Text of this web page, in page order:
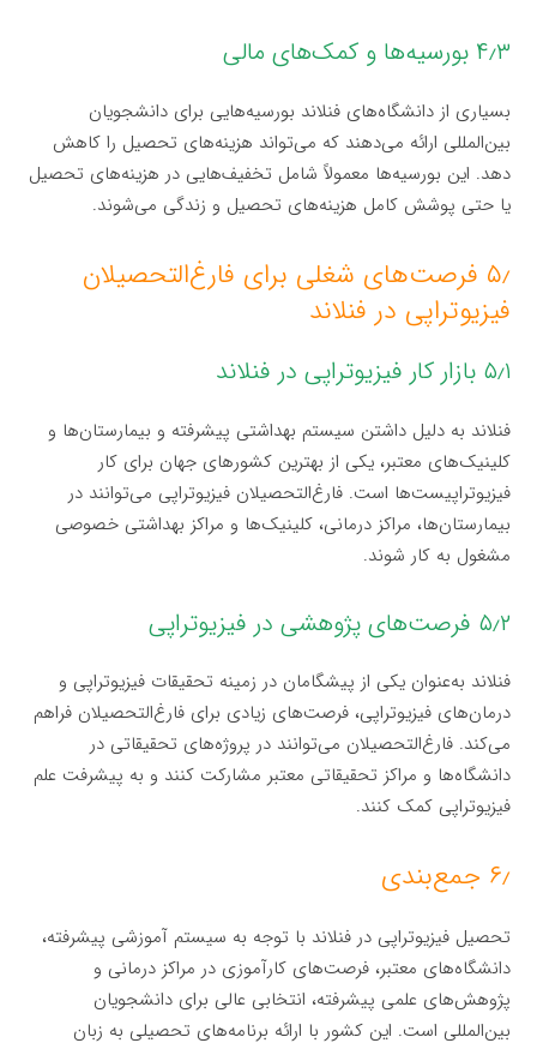
۴٫۳ بورسیه‌ها و کمک‌های مالی
بسیاری از دانشگاه‌های فنلاند بورسیه‌هایی برای دانشجویان
بین‌المللی ارائه می‌دهند که می‌تواند هزینه‌های تحصیل را کاهش
دهد. این بورسیه‌ها معمولاً شامل تخفیف‌هایی در هزینه‌های تحصیل
یا حتی پوشش کامل هزینه‌های تحصیل و زندگی می‌شوند.
۵٫ فرصت‌های شغلی برای فارغ‌التحصیلان
فیزیوتراپی در فنلاند
۵٫۱ بازار کار فیزیوتراپی در فنلاند
فنلاند به دلیل داشتن سیستم بهداشتی پیشرفته و بیمارستان‌ها و
کلینیک‌های معتبر، یکی از بهترین کشورهای جهان برای کار
فیزیوتراپیست‌ها است. فارغ‌التحصیلان فیزیوتراپی می‌توانند در
بیمارستان‌ها، مراکز درمانی، کلینیک‌ها و مراکز بهداشتی خصوصی
مشغول به کار شوند.
۵٫۲ فرصت‌های پژوهشی در فیزیوتراپی
فنلاند به‌عنوان یکی از پیشگامان در زمینه تحقیقات فیزیوتراپی و
درمان‌های فیزیوتراپی، فرصت‌های زیادی برای فارغ‌التحصیلان فراهم
می‌کند. فارغ‌التحصیلان می‌توانند در پروژه‌های تحقیقاتی در
دانشگاه‌ها و مراکز تحقیقاتی معتبر مشارکت کنند و به پیشرفت علم
فیزیوتراپی کمک کنند.
۶٫ جمع‌بندی
تحصیل فیزیوتراپی در فنلاند با توجه به سیستم آموزشی پیشرفته،
دانشگاه‌های معتبر، فرصت‌های کارآموزی در مراکز درمانی و
پژوهش‌های علمی پیشرفته، انتخابی عالی برای دانشجویان
بین‌المللی است. این کشور با ارائه برنامه‌های تحصیلی به زبان